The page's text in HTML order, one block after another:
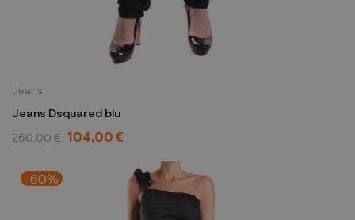
Jeans
Jeans Dsquared blu
260,00 € 104,00 €
-60%